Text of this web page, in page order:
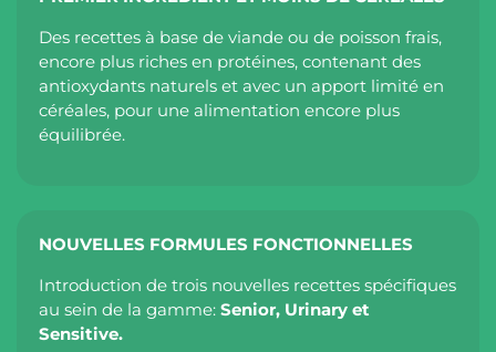
Des recettes à base de viande ou de poisson frais,
encore plus riches en protéines, contenant des
antioxydants naturels et avec un apport limité en
céréales, pour une alimentation encore plus
équilibrée.
NOUVELLES FORMULES FONCTIONNELLES
Introduction de trois nouvelles recettes spécifiques
au sein de la gamme: Senior, Urinary et
Sensitive.